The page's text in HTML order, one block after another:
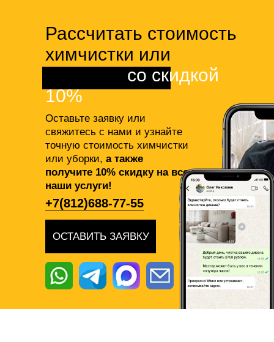
Оставьте заявку или
свяжитесь с нами и узнайте
точную стоимость химчистки
или уборки, а также
получите 10% скидку на все
наши услуги!
Рассчитать стоимость
химчистки или
со скидкой
10%
ОСТАВИТЬ ЗАЯВКУ
+7(812)688-77-55